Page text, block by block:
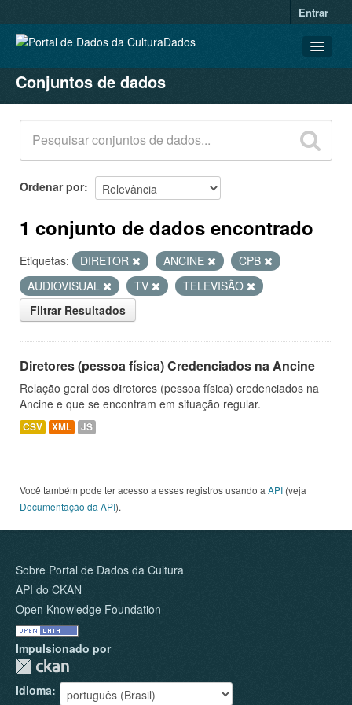
Entrar
CONJUNTOS DE DADOS
ORGANIZAÇÕES
GRUPOS
SOBRE
Conjuntos de dados
Ordenar por
1 conjunto de dados encontrado
Etiquetas: DIRETOR ANCINE
CPB
AUDIOVISUAL
TV
TELEVISÃO
Filtrar Resultados
Diretores (pessoa física) Credenciados na Ancine
Relação geral dos diretores (pessoa física) credenciados na
Ancine e que se encontram em situação regular.
CSV XML JS
Você também pode ter acesso a esses registros usando a API (veja
Documentação da API).
Sobre Portal de Dados da Cultura
API do CKAN
Open Knowledge Foundation
Impulsionado por
Idioma